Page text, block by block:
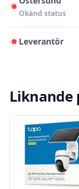
Okänd status
Leverantör